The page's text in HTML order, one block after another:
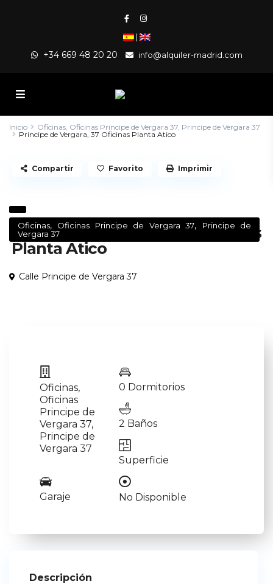
|
+34 669 48 20 20 info@alquiler-madrid.com
Inicio Oficinas, Oficinas Principe de Vergara 37, Principe de Vergara 37
Principe de Vergara, 37 Oficinas Planta Atico
Oficinas, Oficinas Principe de Vergara 37,
Principe de
Vergara 37
Principe de Vergara, 37 Oficinas
Planta Atico
Calle Principe de Vergara 37
Compartir Favorito Imprimir
Oficinas,
Oficinas
Principe de
Vergara 37,
Principe de
Vergara 37
0 Dormitorios
2 Baños
Superficie
Garaje No Disponible
Descripción